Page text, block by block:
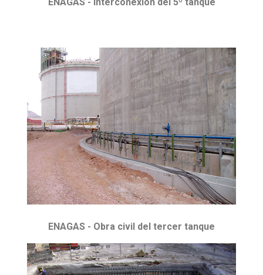
ENAGAS - Obra civil del tercer tanque